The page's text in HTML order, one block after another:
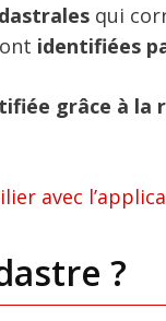
qui
identifiées
grâce à la
avec
?